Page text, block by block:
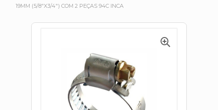
19MM (5/8"X3/4") COM 2 PEÇAS 94C INCA